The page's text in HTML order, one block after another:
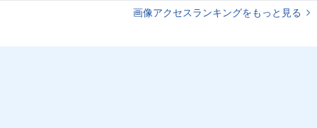
画像アクセスランキングをもっと見る